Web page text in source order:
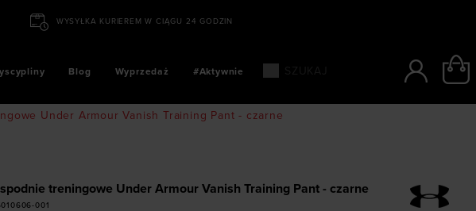
Blog Wyprzedaż #Aktywnie
Under Armour Vanish Training Pant - czarne
treningowe Under Armour Vanish Training Pant - czarne
001